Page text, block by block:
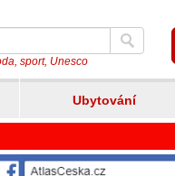
sport, Unesco
Ubytování